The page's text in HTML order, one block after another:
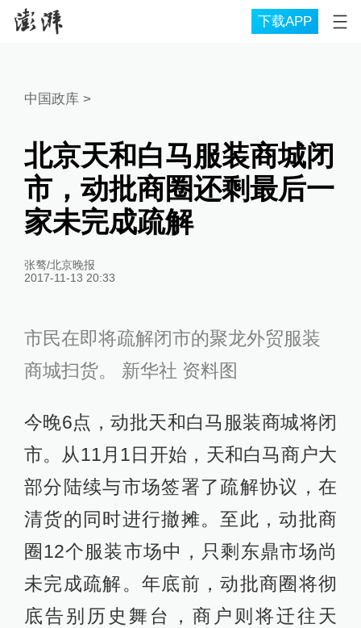
下载APP
中国政库 >
北京天和白马服装商城闭
市，动批商圈还剩最后一
家未完成疏解
张骜/北京晚报
2017-11-13 20:33
市民在即将疏解闭市的聚龙外贸服装
商城扫货。 新华社 资料图
今晚6点，动批天和白马服装商城将闭
市。从11月1日开始，天和白马商户大
部分陆续与市场签署了疏解协议，在
清货的同时进行撤摊。至此，动批商
圈12个服装市场中，只剩东鼎市场尚
未完成疏解。年底前，动批商圈将彻
底告别历史舞台，商户则将迁往天